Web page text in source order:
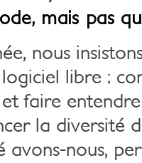
mais pas
nous
libre :
faire
la diversité
nous,